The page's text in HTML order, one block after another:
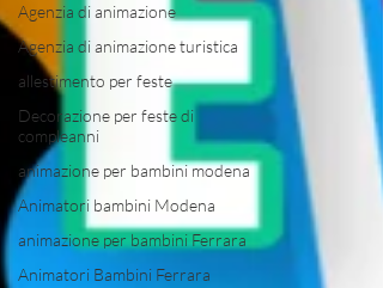
Agenzia di animazione
Agenzia di animazione turistica
allestimento per feste
Decorazione per feste di
compleanni
animazione per bambini modena
Animatori bambini Modena
animazione per bambini Ferrara
Animatori Bambini Ferrara